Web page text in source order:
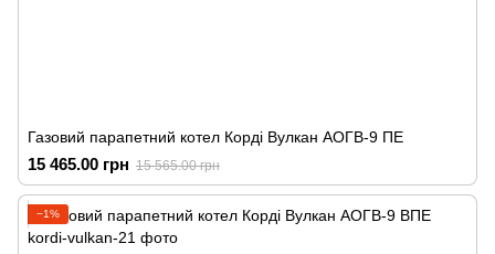
Газовий парапетний котел Корді Вулкан АОГВ-9 ПЕ
15 465.00 грн 15 565.00 грн
−1%